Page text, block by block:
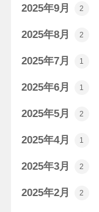
2025年9月 2
2025年8月 2
2025年7月 1
2025年6月 1
2025年5月 2
2025年4月 1
2025年3月 2
2025年2月 2